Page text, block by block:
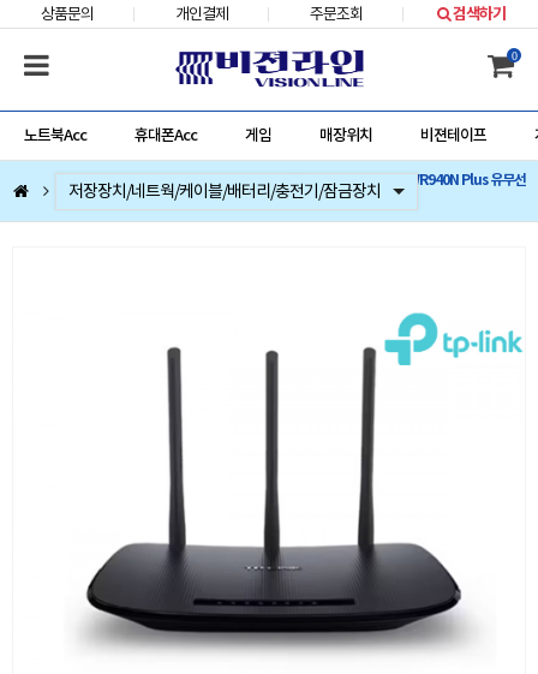
상품문의 개인결제 주문조회 검색하기
0
노트북Acc 휴대폰Acc 게임 매장위치 비젼테이프
컴퓨터부품
베스트 상품
컴퓨터주변기기
저장장치/네트웍/케이블/배터리/충전기/잠금장치
마우스/키보드/키패드/패드/번지/덕/손목받침대/타블렛
스피커/이어폰/헤드셋/거치대/마이크
게임
노트북Acc
게임슬라이더
휴대폰Acc
티피링크 TP-LINK TL-WR940N Plus 유무선
공유기 (정품)